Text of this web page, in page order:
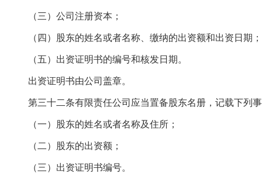
（三）公司注册资本；
（四）股东的姓名或者名称、缴纳的出资额和出资日期；
（五）出资证明书的编号和核发日期。
出资证明书由公司盖章。
第三十二条有限责任公司应当置备股东名册，记载下列
（一）股东的姓名或者名称及住所；
（二）股东的出资额；
（三）出资证明书编号。